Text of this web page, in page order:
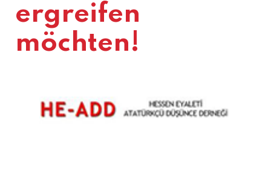
ergreifen
möchten!